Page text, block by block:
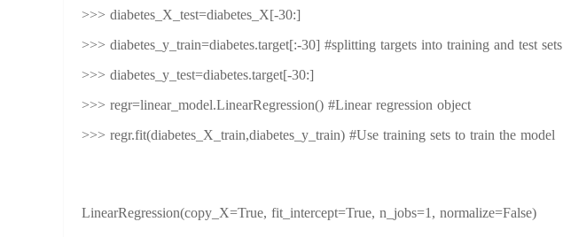
>>> diabetes_X_test=diabetes_X[-30:]
>>> diabetes_y_train=diabetes.target[:-30] #splitting targets into training and test sets
>>> diabetes_y_test=diabetes.target[-30:]
>>> regr=linear_model.LinearRegression() #Linear regression object
>>> regr.fit(diabetes_X_train,diabetes_y_train) #Use training sets to train the model
LinearRegression(copy_X=True, fit_intercept=True, n_jobs=1, normalize=False)